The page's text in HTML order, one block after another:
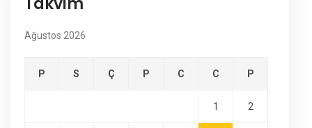
Ağustos 2026
P S Ç P C C P
1 2